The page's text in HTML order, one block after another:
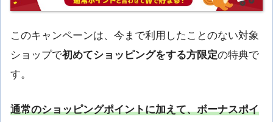
このキャンペーンは、今まで利用したことのない対象
ショップで初めてショッピングをする方限定の特典で
す。
通常のショッピングポイントに加えて、ボーナスポイ